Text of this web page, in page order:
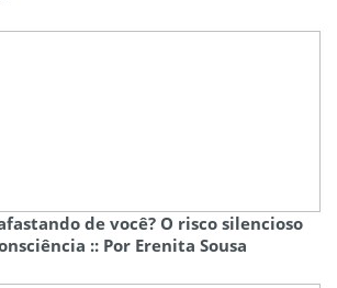
de você? O risco silencioso
:: Por Erenita Sousa